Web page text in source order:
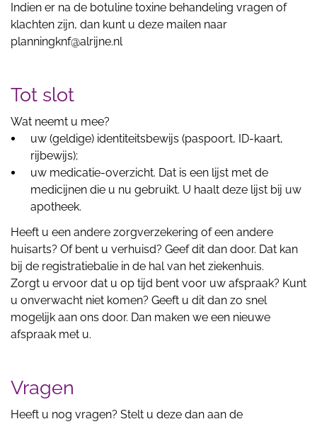
Indien er na de botuline toxine behandeling vragen of
klachten zijn, dan kunt u deze mailen naar
planningknf@alrijne.nl
Tot slot
Wat neemt u mee?
uw (geldige) identiteitsbewijs (paspoort, ID-kaart,
rijbewijs);
uw medicatie-overzicht. Dat is een lijst met de
medicijnen die u nu gebruikt. U haalt deze lijst bij uw
apotheek.
Heeft u een andere zorgverzekering of een andere
huisarts? Of bent u verhuisd? Geef dit dan door. Dat kan
bij de registratiebalie in de hal van het ziekenhuis.
Zorgt u ervoor dat u op tijd bent voor uw afspraak? Kunt
u onverwacht niet komen? Geeft u dit dan zo snel
mogelijk aan ons door. Dan maken we een nieuwe
afspraak met u.
Vragen
Heeft u nog vragen? Stelt u deze dan aan de